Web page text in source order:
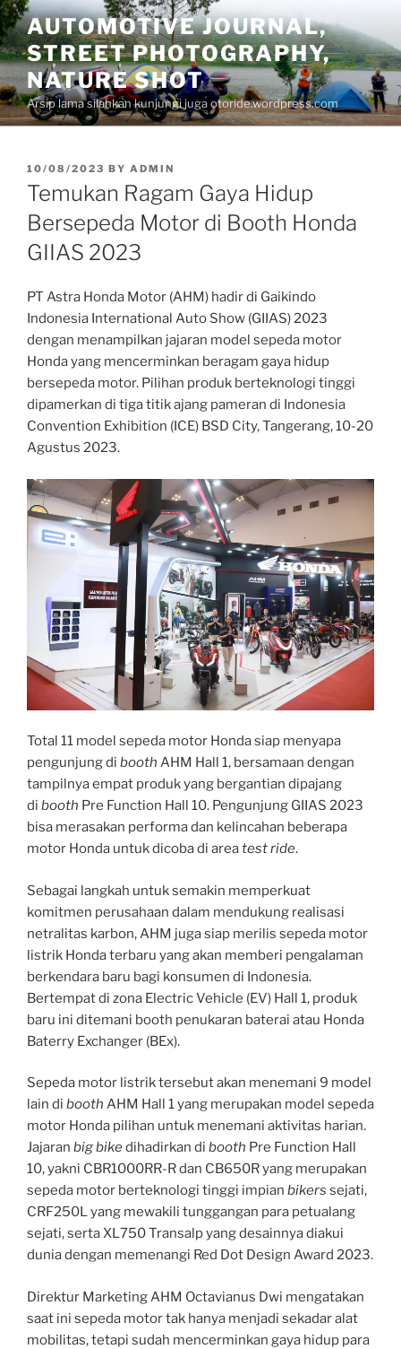
Skip
to
content
AUTOMOTIVE JOURNAL,
STREET PHOTOGRAPHY,
NATURE SHOT
Arsip lama silahkan kunjungi juga otoride.wordpress.com
POSTED
ON
10/08/2023 BY ADMIN
Temukan Ragam Gaya Hidup
Bersepeda Motor di Booth Honda
GIIAS 2023
PT Astra Honda Motor (AHM) hadir di Gaikindo
Indonesia International Auto Show (GIIAS) 2023
dengan menampilkan jajaran model sepeda motor
Honda yang mencerminkan beragam gaya hidup
bersepeda motor. Pilihan produk berteknologi tinggi
dipamerkan di tiga titik ajang pameran di Indonesia
Convention Exhibition (ICE) BSD City, Tangerang, 10-20
Agustus 2023.
Total 11 model sepeda motor Honda siap menyapa
pengunjung di booth AHM Hall 1, bersamaan dengan
tampilnya empat produk yang bergantian dipajang
di booth Pre Function Hall 10. Pengunjung GIIAS 2023
bisa merasakan performa dan kelincahan beberapa
motor Honda untuk dicoba di areatest ride.
Sebagai langkah untuk semakin memperkuat
komitmen perusahaan dalam mendukung realisasi
netralitas karbon, AHM juga siap merilis sepeda motor
listrik Honda terbaru yang akan memberi pengalaman
berkendara baru bagi konsumen di Indonesia.
Bertempat di zona Electric Vehicle (EV) Hall 1, produk
baru ini ditemani booth penukaran baterai atau Honda
Baterry Exchanger (BEx).
Sepeda motor listrik tersebut akan menemani 9 model
lain di booth AHM Hall 1 yang merupakan model sepeda
motor Honda pilihan untuk menemani aktivitas harian.
Jajaran big bikedihadirkan di booth Pre Function Hall
10, yakni CBR1000RR-R dan CB650R yang merupakan
sepeda motor berteknologi tinggi impian bikers sejati,
CRF250L yang mewakili tunggangan para petualang
sejati, serta XL750 Transalp yang desainnya diakui
dunia dengan memenangi Red Dot Design Award 2023.
Direktur Marketing AHM Octavianus Dwi mengatakan
saat ini sepeda motor tak hanya menjadi sekadar alat
mobilitas, tetapi sudah mencerminkan gaya hidup para